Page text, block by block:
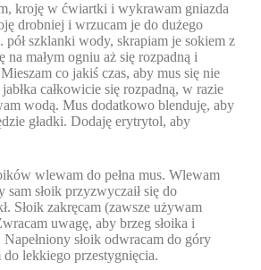
kroję w ćwiartki i wykrawam gniazda
drobniej i wrzucam je do dużego
pół szklanki wody, skrapiam je sokiem z
na małym ogniu aż się rozpadną i
co jakiś czas, aby mus się nie
całkowicie się rozpadną, w razie
wodą. Mus dodatkowo blenduję, aby
gładki. Dodaję erytrytol, aby
wlewam do pełna mus. Wlewam
sam słoik przyzwyczaił się do
Słoik zakręcam (zawsze używam
uwagę, aby brzeg słoika i
Napełniony słoik odwracam do góry
lekkiego przestygnięcia.